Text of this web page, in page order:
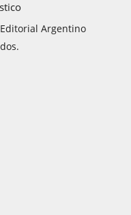
Argentino